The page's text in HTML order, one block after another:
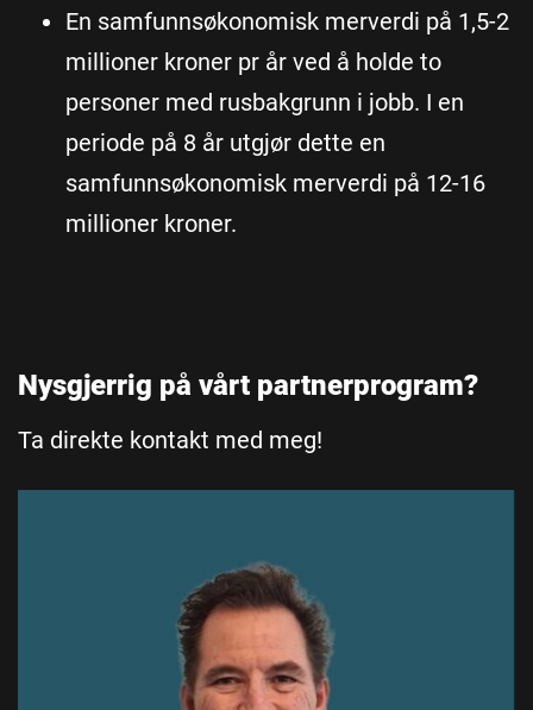
En samfunnsøkonomisk merverdi på 1,5-2
millioner kroner pr år ved å holde to
personer med rusbakgrunn i jobb. I en
periode på 8 år utgjør dette en
samfunnsøkonomisk merverdi på 12-16
millioner kroner.
Nysgjerrig på vårt partnerprogram?
Ta direkte kontakt med meg!